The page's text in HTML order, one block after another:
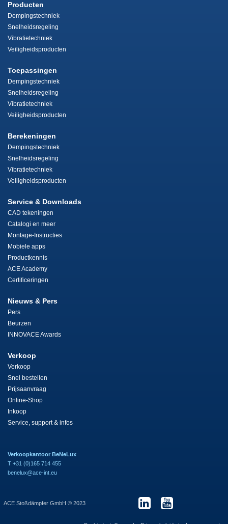
Producten
Dempingstechniek
Snelheidsregeling
Vibratietechniek
Veiligheidsproducten
Toepassingen
Dempingstechniek
Snelheidsregeling
Vibratietechniek
Veiligheidsproducten
Berekeningen
Dempingstechniek
Snelheidsregeling
Vibratietechniek
Veiligheidsproducten
Service & Downloads
CAD tekeningen
Catalogi en meer
Montage-Instructies
Mobiele apps
Productkennis
ACE Academy
Certificeringen
Nieuws & Pers
Pers
Beurzen
INNOVACE Awards
Verkoop
Verkoop
Snel bestellen
Prijsaanvraag
Online-Shop
Inkoop
Service, support & infos
Verkoopkantoor BeNeLux
T +31 (0)165 714 455
benelux@ace-int.eu
ACE Stoßdämpfer GmbH © 2023